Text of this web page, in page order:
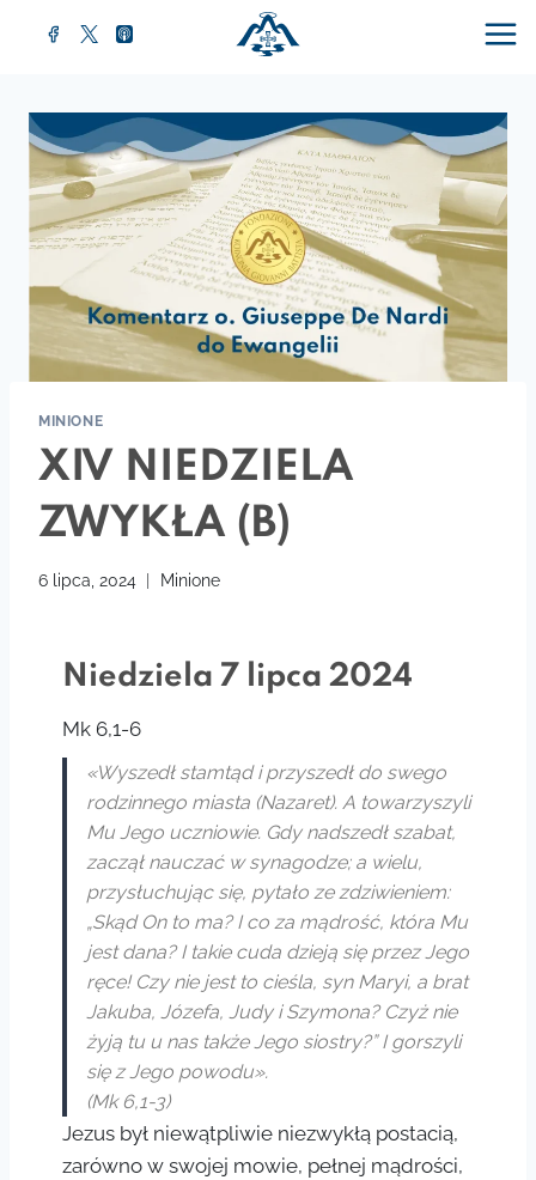
MINIONE
XIV NIEDZIELA
ZWYKŁA (B)
6 lipca, 2024 Minione
Niedziela 7 lipca 2024
Mk 6,1-6
«Wyszedł stamtąd i przyszedł do swego
rodzinnego miasta (Nazaret). A towarzyszyli
Mu Jego uczniowie. Gdy nadszedł szabat,
zaczął nauczać w synagodze; a wielu,
przysłuchując się, pytało ze zdziwieniem:
„Skąd On to ma? I co za mądrość, która Mu
jest dana? I takie cuda dzieją się przez Jego
ręce! Czy nie jest to cieśla, syn Maryi, a brat
Jakuba, Józefa, Judy i Szymona? Czyż nie
żyją tu u nas także Jego siostry?” I gorszyli
się z Jego powodu».
(Mk 6,1-3)
Jezus był niewątpliwie niezwykłą postacią,
zarówno w swojej mowie, pełnej mądrości,